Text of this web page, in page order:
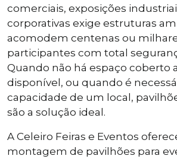
comerciais, exposições
corporativas exige estruturas
acomodem centenas ou
participantes com total
Quando não há espaço coberto
disponível, ou quando é
capacidade de um local,
são a solução ideal.
A Celeiro Feiras e Eventos
montagem de pavilhões para